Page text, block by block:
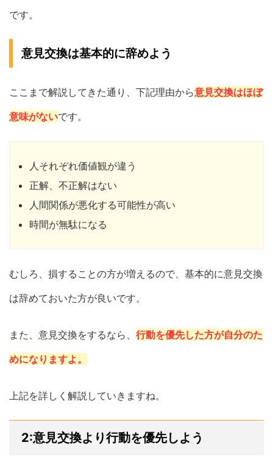
です。
意見交換は基本的に辞めよう
ここまで解説してきた通り、下記理由から意見交換はほぼ
意味がないです。
人それぞれ価値観が違う
正解、不正解はない
人間関係が悪化する可能性が高い
時間が無駄になる
むしろ、損することの方が増えるので、基本的に意見交換
は辞めておいた方が良いです。
また、意見交換をするなら、 行動を優先した方が自分のた
めになりますよ。
上記を詳しく解説していきますね。
2:意見交換より行動を優先しよう